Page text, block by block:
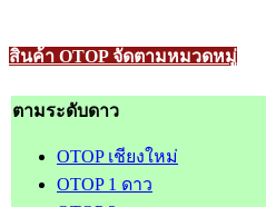
สินค้า OTOP จัดตามหมวดหมู่
ตามระดับดาว
OTOP เชียงใหม่
OTOP 1 ดาว